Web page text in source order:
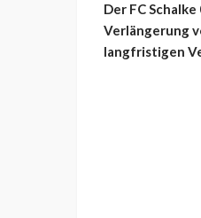
Der FC
Verlängerung
langfristigen